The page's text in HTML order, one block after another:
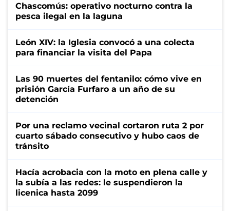
Chascomús: operativo nocturno contra la
pesca ilegal en la laguna
León XIV: la Iglesia convocó a una colecta
para financiar la visita del Papa
Las 90 muertes del fentanilo: cómo vive en
prisión García Furfaro a un año de su
detención
Por una reclamo vecinal cortaron ruta 2 por
cuarto sábado consecutivo y hubo caos de
tránsito
Hacía acrobacia con la moto en plena calle y
la subía a las redes: le suspendieron la
licenica hasta 2099